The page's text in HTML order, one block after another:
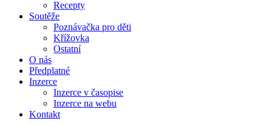
Recepty
Soutěže
Poznávačka pro děti
Křížovka
Ostatní
O nás
Předplatné
Inzerce
Inzerce v časopise
Inzerce na webu
Kontakt